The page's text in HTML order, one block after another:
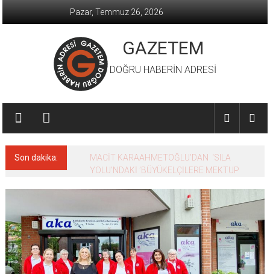
Pazar, Temmuz 26, 2026
GAZETEM
DOĞRU HABERİN ADRESİ
Son dakika:
MACİT KARAAHMETOĞLU’DAN ‘SILA
YOLU’NDAKİ ’BÜYÜKELÇİLERE MEKTUP